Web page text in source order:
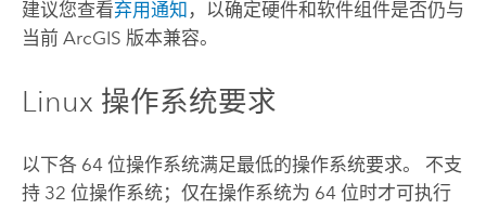
建议您查看弃用通知 ，以确定硬件和软件组件是否仍与
当前 ArcGIS 版本兼容。
Linux 操作系统要求
以下各 64 位操作系统满足最低的操作系统要求。 不支
持 32 位操作系统；仅在操作系统为 64 位时才可执行